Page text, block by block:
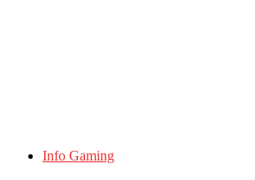
Info Gaming